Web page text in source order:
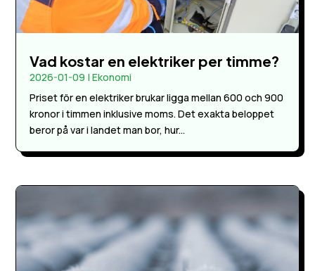
Vad kostar en elektriker per timme?
2026-01-09 |Ekonomi
Priset för en elektriker brukar ligga mellan 600 och 900
kronor i timmen inklusive moms. Det exakta beloppet
beror på var i landet man bor, hur...